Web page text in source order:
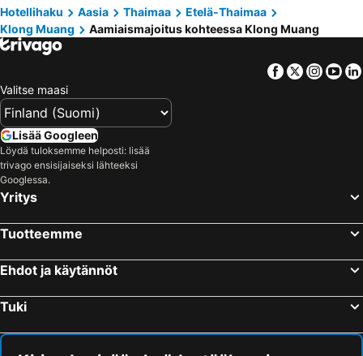
Hotellihaku Aasia Thaimaa
Etelä-Thaimaa
Klong Muang
Aamiaismajoitus kohteessa Klong Muang
Facebook
Twitter
Valitse maasi
Lisää Googleen
Löydä tuloksemme helposti: lisää
trivago ensisijaiseksi lähteeksi
Googlessa.
Yritys
Tuotteemme
Ehdot ja käytännöt
Tuki